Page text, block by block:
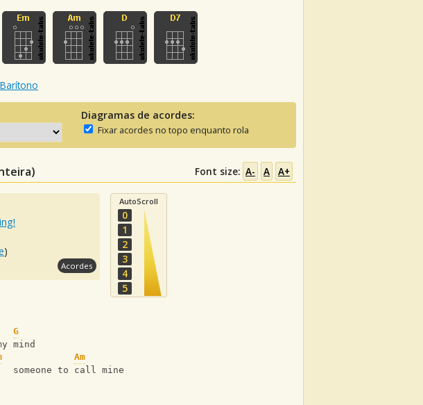
Diagramas de acordes:
Fixar acordes no topo enquanto rola
Font size: A- A A+
)
Acordes
AutoScroll
0
1
2
3
4
5
G
mind
Am
to call mine